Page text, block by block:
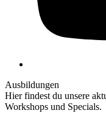
Ausbildungen
Hier findest du unsere
Workshops und Specials.